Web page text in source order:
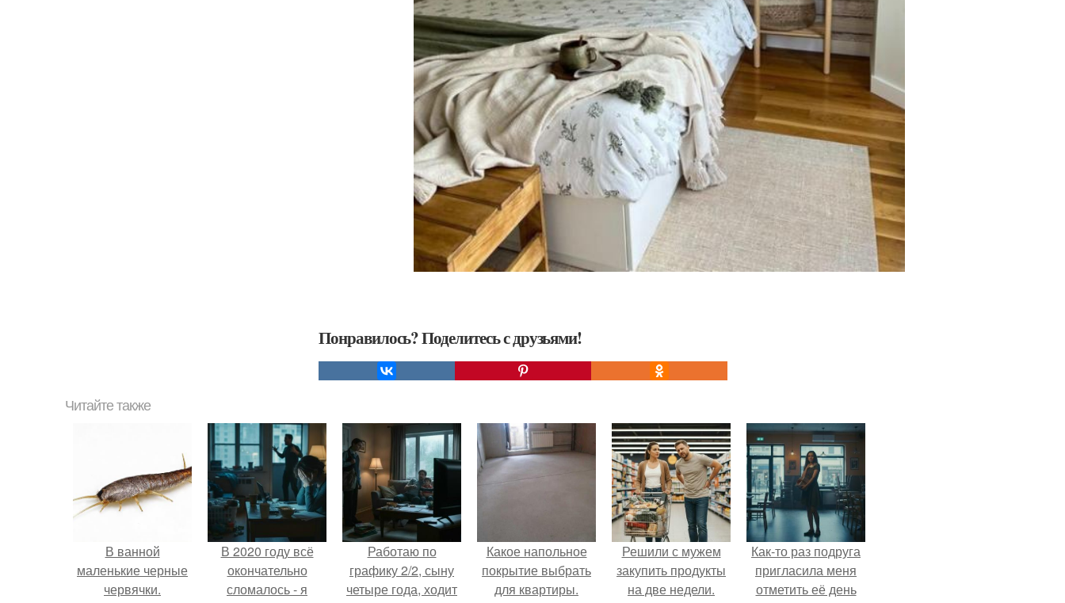
Понравилось? Поделитесь с друзьями!
Читайте также
В ванной
маленькие черные
червячки.
В 2020 году всё
окончательно
сломалось - я
Работаю по
графику 2/2, сыну
четыре года, ходит
Какое напольное
покрытие выбрать
для квартиры.
Решили с мужем
закупить продукты
на две недели.
Как-то раз подруга
пригласила меня
отметить её день